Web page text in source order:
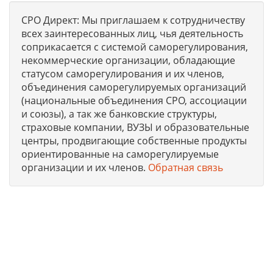
СРО Директ: Мы приглашаем к сотрудничеству
всех заинтересованных лиц, чья деятельность
соприкасается с системой саморегулирования,
некоммерческие организации, обладающие
статусом саморегулирования и их членов,
объединения саморегулируемых организаций
(национальные объединения СРО, ассоциации
и союзы), а так же банковские структуры,
страховые компании, ВУЗЫ и образовательные
центры, продвигающие собственные продукты
ориентированные на саморегулируемые
организации и их членов. Обратная связь